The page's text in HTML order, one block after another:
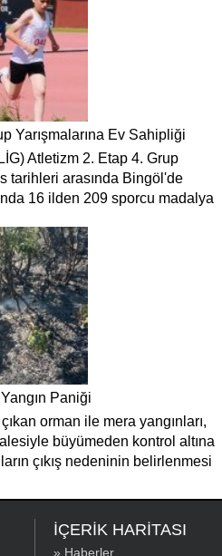
Yarışmalarına Ev Sahipliği
Atletizm 2. Etap 4. Grup
tarihleri arasında Bingöl'de
16 ilden 209 sporcu madalya
Paniği
orman ile mera yangınları,
büyümeden kontrol altına
çıkış nedeninin belirlenmesi
İÇERİK HARİTASI
» Haberler